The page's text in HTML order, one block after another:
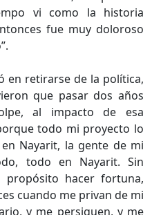
vi como la historia
fue muy doloroso
en retirarse de la política,
que pasar dos años
al impacto de esa
todo mi proyecto lo
Nayarit, la gente de mi
todo en Nayarit. Sin
hacer fortuna,
cuando me privan de mi
y me persiguen, y me